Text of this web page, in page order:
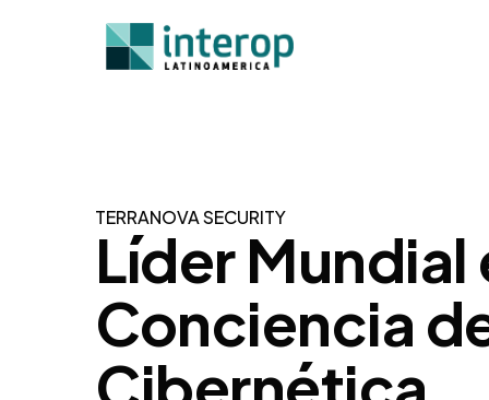
TERRANOVA SECURITY
Líder Mundial
Conciencia